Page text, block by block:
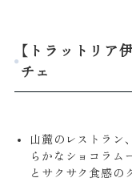
【トラットリア
チェ
山麓のレストラン
らかなショコラム
とサクサク食感の